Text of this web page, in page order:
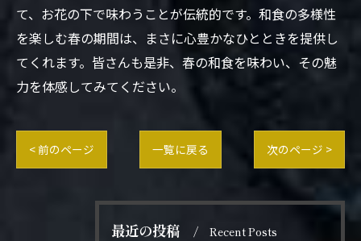
て、お花の下で味わうことが伝統的です。和食の多様性
を楽しむ春の期間は、まさに心豊かなひとときを提供し
てくれます。皆さんも是非、春の和食を味わい、その魅
力を体感してみてください。
< 前のページ 一覧に戻る 次のページ >
最近の投稿 Recent Posts